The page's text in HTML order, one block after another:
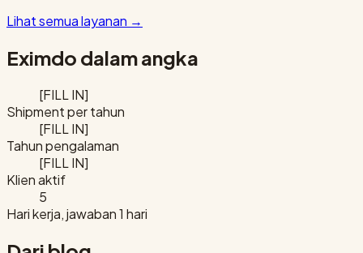
Lihat semua layanan →
Eximdo dalam angka
[FILL IN]
Shipment per tahun
[FILL IN]
Tahun pengalaman
[FILL IN]
Klien aktif
5
Hari kerja, jawaban 1 hari